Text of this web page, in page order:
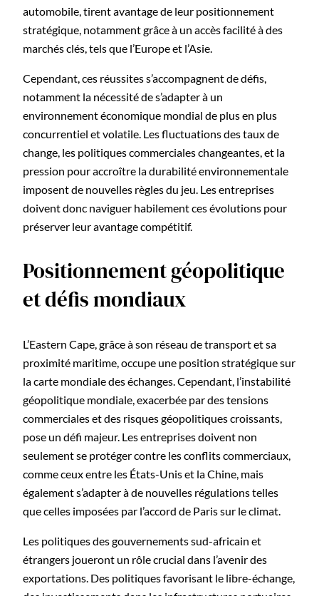
automobile, tirent avantage de leur positionnement
stratégique, notamment grâce à un accès facilité à des
marchés clés, tels que l’Europe et l’Asie.
Cependant, ces réussites s’accompagnent de défis,
notamment la nécessité de s’adapter à un
environnement économique mondial de plus en plus
concurrentiel et volatile. Les fluctuations des taux de
change, les politiques commerciales changeantes, et la
pression pour accroître la durabilité environnementale
imposent de nouvelles règles du jeu. Les entreprises
doivent donc naviguer habilement ces évolutions pour
préserver leur avantage compétitif.
Positionnement géopolitique
et défis mondiaux
L’Eastern Cape, grâce à son réseau de transport et sa
proximité maritime, occupe une position stratégique sur
la carte mondiale des échanges. Cependant, l’instabilité
géopolitique mondiale, exacerbée par des tensions
commerciales et des risques géopolitiques croissants,
pose un défi majeur. Les entreprises doivent non
seulement se protéger contre les conflits commerciaux,
comme ceux entre les États-Unis et la Chine, mais
également s’adapter à de nouvelles régulations telles
que celles imposées par l’accord de Paris sur le climat.
Les politiques des gouvernements sud-africain et
étrangers joueront un rôle crucial dans l’avenir des
exportations. Des politiques favorisant le libre-échange,